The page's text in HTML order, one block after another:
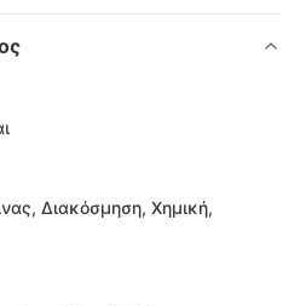
Διακόσμηση, Χημική,